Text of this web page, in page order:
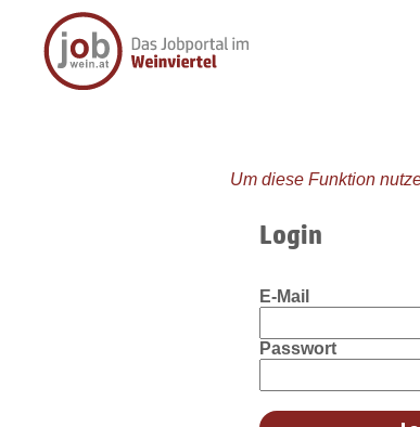
Um diese Funktion
Login
E-Mail
Passwort